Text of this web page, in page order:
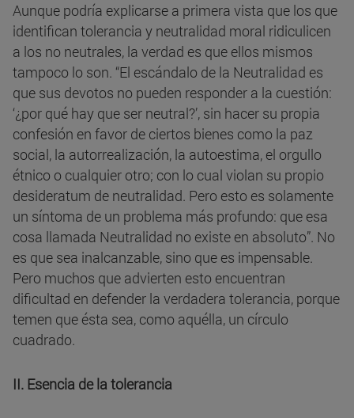
Aunque podría explicarse a primera vista que los que
identifican tolerancia y neutralidad moral ridiculicen
a los no neutrales, la verdad es que ellos mismos
tampoco lo son. “El escándalo de la Neutralidad es
que sus devotos no pueden responder a la cuestión:
‘¿por qué hay que ser neutral?’, sin hacer su propia
confesión en favor de ciertos bienes como la paz
social, la autorrealización, la autoestima, el orgullo
étnico o cualquier otro; con lo cual violan su propio
desideratum de neutralidad. Pero esto es solamente
un síntoma de un problema más profundo: que esa
cosa llamada Neutralidad no existe en absoluto”. No
es que sea inalcanzable, sino que es impensable.
Pero muchos que advierten esto encuentran
dificultad en defender la verdadera tolerancia, porque
temen que ésta sea, como aquélla, un círculo
cuadrado.
II. Esencia de la tolerancia